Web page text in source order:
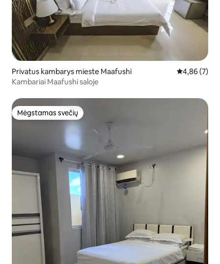
Privatus kambarys mieste Maafushi Vidutinis
4,86 (7)
Kambariai Maafushi saloje
Mėgstamas svečių
Mėgstamas svečių